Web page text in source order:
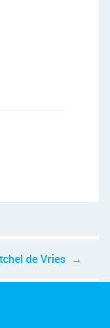
de Vries